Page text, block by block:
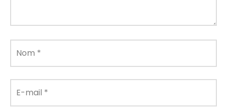
Nom *
E-mail *